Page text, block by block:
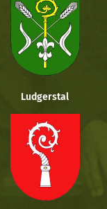
Ludgerstal